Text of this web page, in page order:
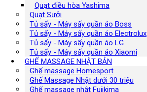
Quạt điều hòa Yashima
Quạt Sưởi
Tủ sấy - Máy sấy quần áo Boss
Tủ sấy - Máy sấy quần áo Electrolux
Tủ sấy - Máy sấy quần áo LG
Tủ sấy - Máy sấy quần áo Xiaomi
GHẾ MASSAGE NHẬT BẢN
Ghế massage Homesport
Ghế Massage Nhật dưới 30 triệu
Ghế massage nhật Fujikima